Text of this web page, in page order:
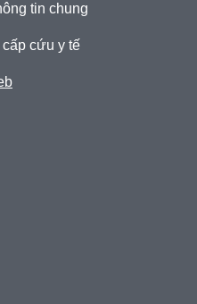
tin chung
cứu y tế